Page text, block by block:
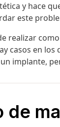
y hace
este
realizar
casos en
implante,
de